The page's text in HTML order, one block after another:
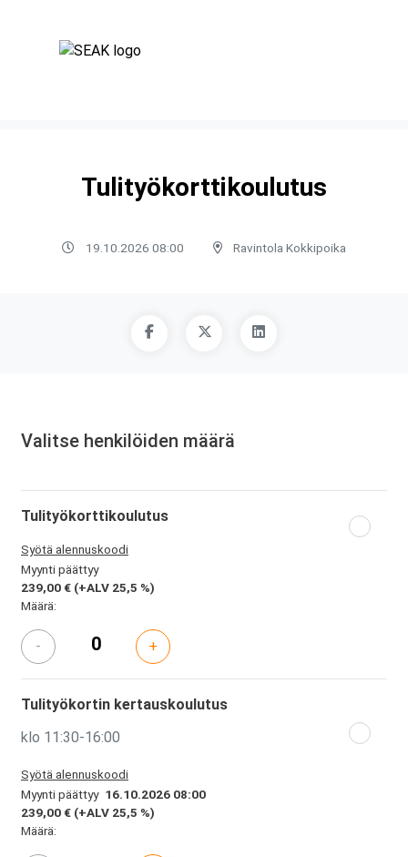
Tulityökorttikoulutus
19.10.2026 08:00 Ravintola Kokkipoika
Valitse henkilöiden määrä
Tulityökorttikoulutus
Syötä alennuskoodi
Myynti päättyy
239,00 € (+ALV 25,5 %)
Määrä:
- +
Tulityökortin kertauskoulutus
klo 11:30-16:00
Syötä alennuskoodi
Myynti päättyy 16.10.2026 08:00
239,00 € (+ALV 25,5 %)
Määrä: